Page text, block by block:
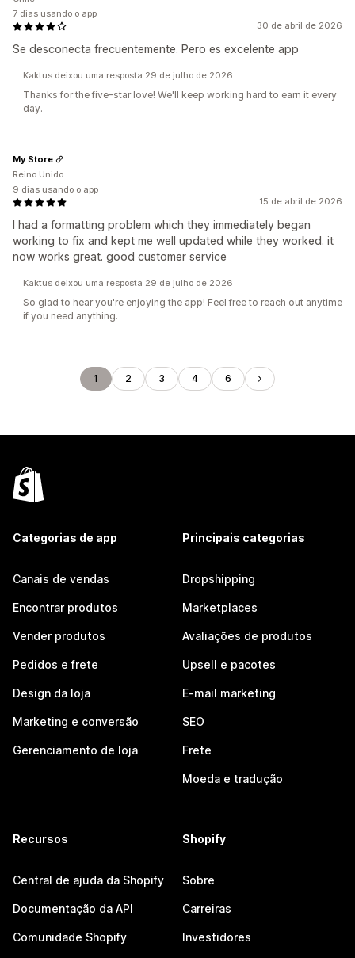
30 de abril de 2026
Se desconecta frecuentemente. Pero es excelente app
7 dias usando o app
Kaktus deixou uma resposta 29 de julho de 2026
Thanks for the five-star love! We'll keep working hard to earn it every
day.
15 de abril de 2026
I had a formatting problem which they immediately began
working to fix and kept me well updated while they worked. it
now works great. good customer service
My Store
Reino Unido
9 dias usando o app
Kaktus deixou uma resposta 29 de julho de 2026
So glad to hear you're enjoying the app! Feel free to reach out anytime
if you need anything.
1 2 3 4 6
Categorias de app
Canais de vendas
Encontrar produtos
Vender produtos
Pedidos e frete
Design da loja
Marketing e conversão
Gerenciamento de loja
Principais categorias
Dropshipping
Marketplaces
Avaliações de produtos
Upsell e pacotes
E-mail marketing
SEO
Frete
Moeda e tradução
Recursos
Central de ajuda da Shopify
Documentação da API
Comunidade Shopify
Shopify
Sobre
Carreiras
Investidores